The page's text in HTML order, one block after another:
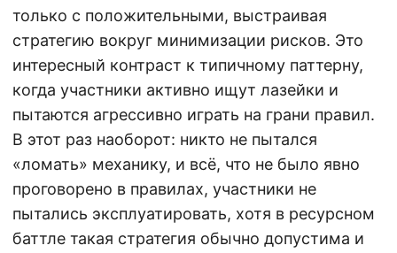
только с положительными, выстраивая
стратегию вокруг минимизации рисков. Это
интересный контраст к типичному паттерну,
когда участники активно ищут лазейки и
пытаются агрессивно играть на грани правил.
В этот раз наоборот: никто не пытался
«ломать» механику, и всё, что не было явно
проговорено в правилах, участники не
пытались эксплуатировать, хотя в ресурсном
баттле такая стратегия обычно допустима и